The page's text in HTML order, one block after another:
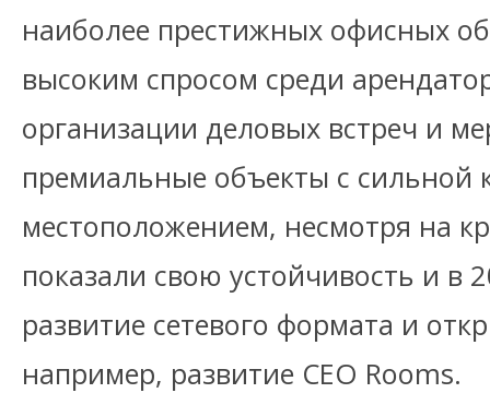
наиболее престижных офисных
высоким спросом среди
организации деловых встреч и
премиальные объекты с
местоположением, несмотря на
показали свою устойчивость и в
развитие сетевого формата и
например, развитие CEO Rooms.